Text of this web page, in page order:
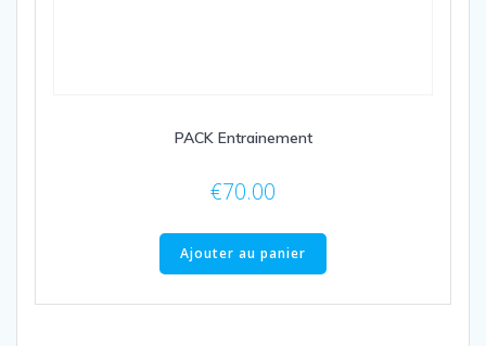
PACK Entrainement
€70.00
Ajouter au panier